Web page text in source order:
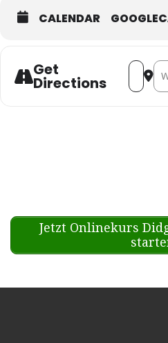
CALENDAR
Get
Directions
Jetzt Onlinekurs